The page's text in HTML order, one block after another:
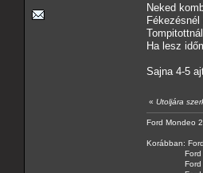
Neked
Ha lesz
Sajna 4-5
« Utoljára
Ford Mondeo
Korábban:
Ford
Ford